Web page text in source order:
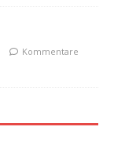
Kommentare